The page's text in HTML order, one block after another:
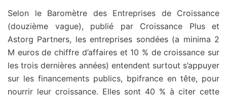
Selon le Baromètre des Entreprises de Croissance
(douzième vague), publié par Croissance Plus et
Astorg Partners, les entreprises sondées (a minima 2
M euros de chiffre d’affaires et 10 % de croissance sur
les trois dernières années) entendent surtout s’appuyer
sur les financements publics, bpifrance en tête, pour
nourrir leur croissance. Elles sont 40 % à citer cette